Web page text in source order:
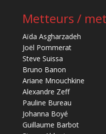
Metteurs /
Aïda Asgharzadeh
Joël Pommerat
Steve Suissa
Bruno Banon
Ariane Mnouchkine
Alexandre Zeff
Pauline Bureau
Johanna Boyé
Guillaume Barbot